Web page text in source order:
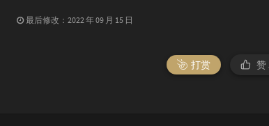
最后修改：2022 年 09 月 15 日
打赏 赞